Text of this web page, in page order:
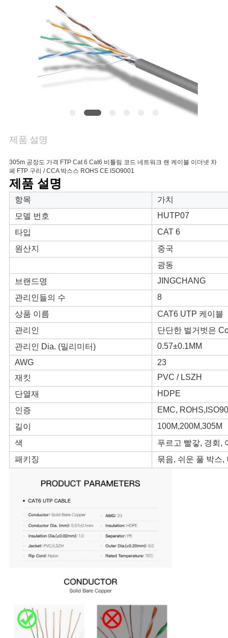
요
뉴
스
경
우
사
트
맵
정
보
제품 설명
305m 공장도 가격 FTP Cat 6 Cat6 비틀림 코드 네트워크 랜 케이블 이더넷 차
폐 FTP 구리 / CCA 박스스 ROHS CE ISO9001
제품 설명
항목
가치
모델 번호
HUTP07
타입
CAT 6
원산지
중국
광동
브랜드명
JINGCHANG
관리인들의 수
8
상품 이름
CAT6 UTP 케이블
관리인
단단한 벌거벗은
관리인 Dia. (밀리미터)
0.57±0.1MM
AWG
23
재킷
PVC / LSZH
단열재
HDPE
인증
EMC,
길이
100M,200M,305M
색
푸르고 빨갛, 경회,
패키징
묶음, 쉬운 풀 박스,